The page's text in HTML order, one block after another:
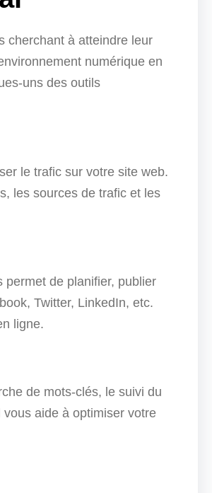
cherchant à atteindre leur
numérique en
uns des outils
le trafic sur votre site web.
les sources de trafic et les
de planifier, publier
Twitter, LinkedIn, etc.
ligne.
de mots-clés, le suivi du
aide à optimiser votre